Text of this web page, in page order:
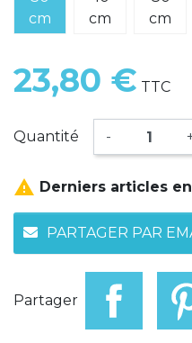
cm
cm
cm
23,80 € TTC
Quantité -
 Derniers articles
PARTAGER PAR
Partager